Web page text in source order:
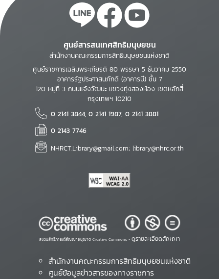
ศูนย์สารสนเทศสิทธิมนุษยชน
สำนักงานคณะกรรมการสิทธิมนุษยชนแห่งชาติ
ศูนย์ราชการเฉลิมพระเกียรติ 80 พรรษา 5 ธันวาคม 2550
อาคารรัฐประศาสนภักดี (อาคารบี) ชั้น 7
120 หมู่ที่ 3 ถนนแจ้งวัฒนะ แขวงทุ่งสองห้อง เขตหลักสี่
กรุงเทพฯ 10210
0 2141 3844, 0 2141 1987, 0 2141 3881
0 2143 7746
NHRCT.Library@gmail.com; library@nhrc.or.th
สงวนสิทธิ์ภายใต้สัญญาอนุญาต Creative Commons • ดูรายละเอียดสัญญา
สำนักงานคณะกรรมการสิทธิมนุษยชนแห่งชาติ
ศูนย์ข้อมูลข่าวสารของทางราชการ